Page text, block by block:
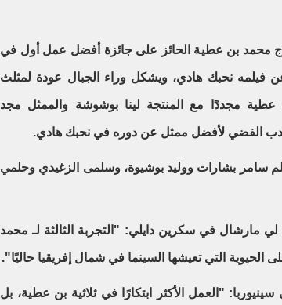
محمد بن عطية الحائز على جائزة أفضل عمل أول في
برلين عام 2016 عن فيلمه نحبك هادي، ويشكل وراء الجبال عودة لمثلث
عطية مجددًا مع المنتجة لينا بوشوشة والممثل مجد
الفضي لأفضل ممثل عن دوره في نحبك هادي.
سامر بشارات ووليد بوشيوة، وسلمى الزغيدي وحلمي
لي مارشال في سكرين دايلي: "التجربة الثالثة لـ محمد
الحيوية التي تعيشها السينما في شمال إفريقيا حاليًا".
"العمل الأكثر ابتكارًا في ثلاثية بن عطية، بل